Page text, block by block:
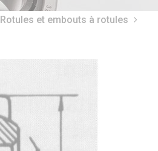
Rotules et embouts à rotules